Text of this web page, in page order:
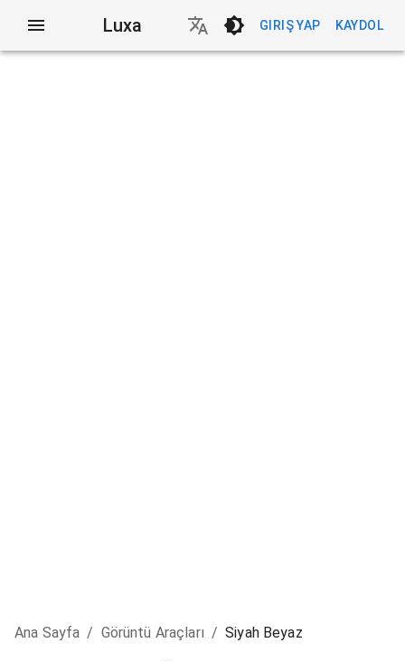
Luxa GIRIŞ YAP KAYDOL
Ana Sayfa / Görüntü Araçları / Siyah Beyaz